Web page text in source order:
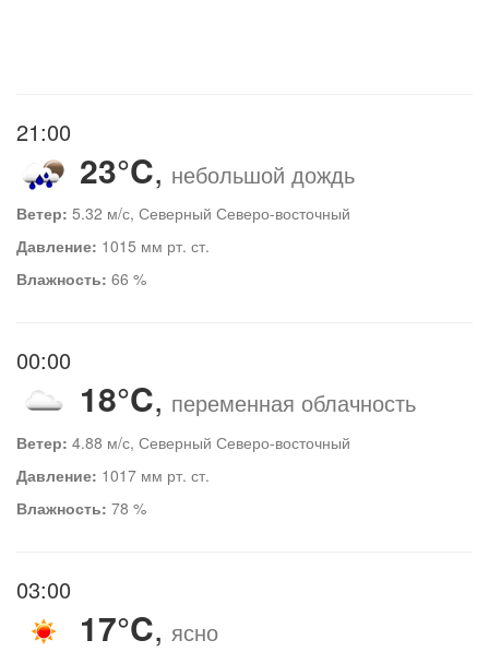
21:00
23°C, небольшой дождь
Ветер: 5.32 м/с, Северный Северо-восточный
Давление: 1015 мм рт. ст.
Влажность: 66 %
00:00
18°C, переменная облачность
Ветер: 4.88 м/с, Северный Северо-восточный
Давление: 1017 мм рт. ст.
Влажность: 78 %
03:00
17°C, ясно